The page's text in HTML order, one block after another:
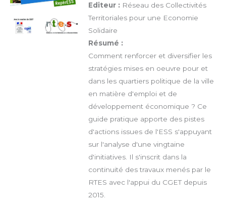
Editeur : Réseau des Collectivités
Territoriales pour une Economie
Solidaire
Résumé :
Comment renforcer et diversifier les
stratégies mises en oeuvre pour et
dans les quartiers politique de la ville
en matière d'emploi et de
développement économique ? Ce
guide pratique apporte des pistes
d'actions issues de l'ESS s'appuyant
sur l'analyse d'une vingtaine
d'initiatives. Il s'inscrit dans la
continuité des travaux menés par le
RTES avec l'appui du CGET depuis
2015.